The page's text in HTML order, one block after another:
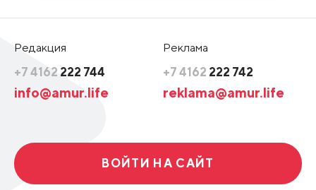
Редакция
+7 4162 222 744
info@amur.life
Реклама
+7 4162 222 742
reklama@amur.life
ВОЙТИ НА САЙТ